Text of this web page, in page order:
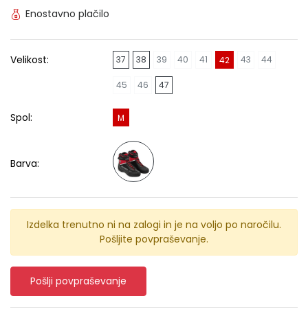
Enostavno plačilo
Velikost: 37 38 39 40 41 42 43 44
45 46 47
Spol: M
Barva:
Izdelka trenutno ni na zalogi in je na voljo po naročilu.
Pošljite povpraševanje.
Pošlji povpraševanje